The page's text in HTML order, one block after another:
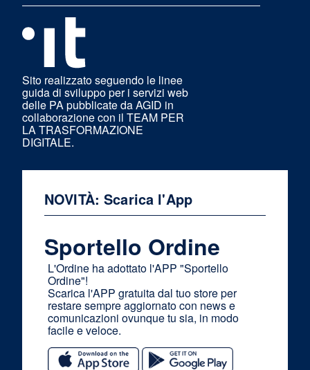
Sito realizzato seguendo le linee
guida di sviluppo per i servizi web
delle PA pubblicate da AGID in
collaborazione con il TEAM PER
LA TRASFORMAZIONE
DIGITALE.
NOVITÀ: Scarica l'App
Sportello Ordine
L'Ordine ha adottato l'APP "Sportello
Ordine"!
Scarica l'APP gratuita dal tuo store per
restare sempre aggiornato con news e
comunicazioni ovunque tu sia, in modo
facile e veloce.